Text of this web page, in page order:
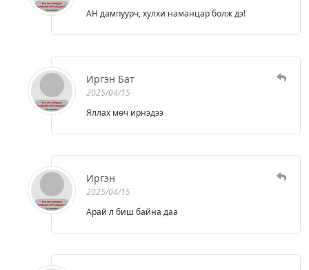
АН дампуурч, хулхи наманцар болж дэ!
Иргэн Бат
2025/04/15
Яллах мөч ирнэдээ
Иргэн
2025/04/15
Арай л биш байна даа